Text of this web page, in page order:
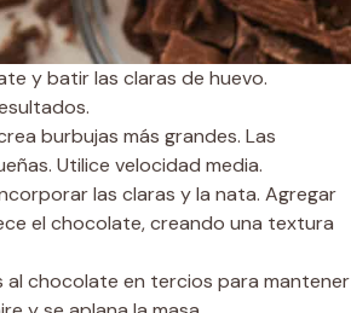
y batir las claras de huevo.
burbujas más grandes. Las
Utilice velocidad media.
las claras y la nata. Agregar
el chocolate, creando una textura
al chocolate en tercios para mantener